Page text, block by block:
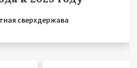
сверхдержава